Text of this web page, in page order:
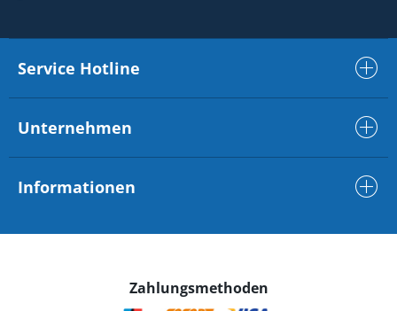
Service Hotline
Unternehmen
Informationen
Zahlungsmethoden